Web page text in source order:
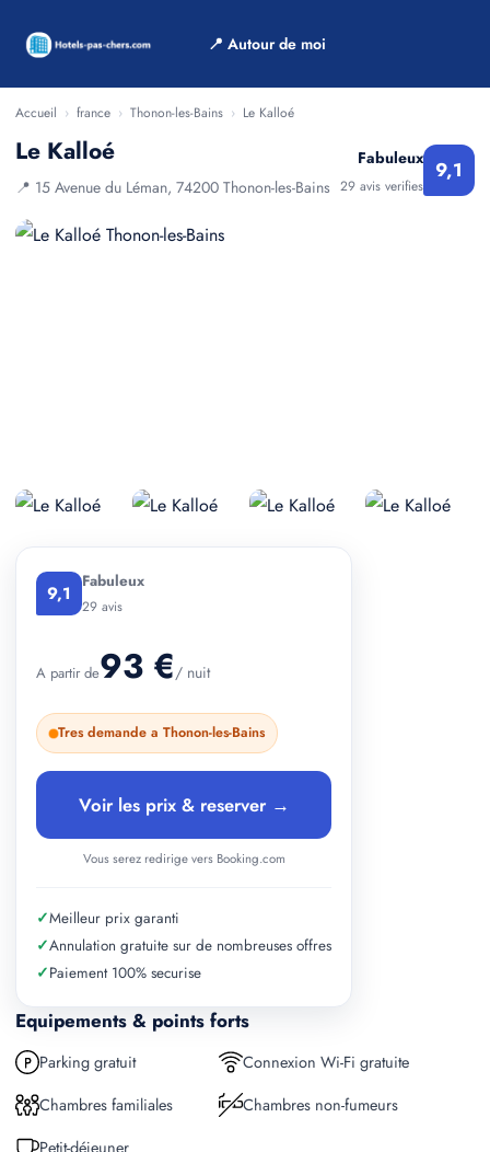
📍 Autour de moi
Accueil › france › Thonon-les-Bains › Le Kalloé
Le Kalloé
📍 15 Avenue du Léman, 74200 Thonon-les-Bains
Fabuleux
29 avis verifies
9,1
Equipements & points forts
Parking gratuit
Connexion Wi-Fi gratuite
Chambres familiales
Chambres non-fumeurs
Petit-déjeuner
9,1 Fabuleux
29 avis
A partir de93 €/ nuit
Tres demande a Thonon-les-Bains
Voir les prix & reserver →
Vous serez redirige vers Booking.com
✓Meilleur prix garanti
✓Annulation gratuite sur de nombreuses offres
✓Paiement 100% securise